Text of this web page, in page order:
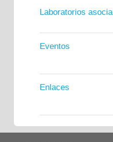
Laboratorios
Eventos
Enlaces